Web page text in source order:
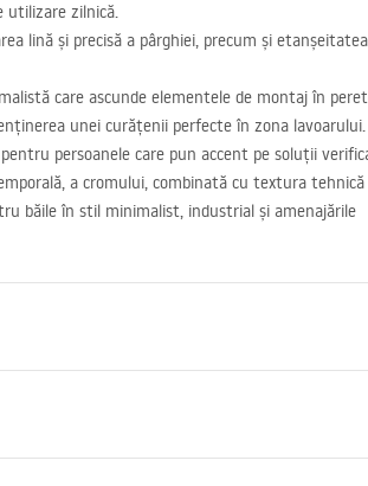
utilizare zilnică.
lină și precisă a pârghiei, precum și
care ascunde elementele de montaj în
unei curățenii perfecte în zona lavoarului.
persoanele care pun accent pe soluții
a cromului, combinată cu textura tehnică
băile în stil minimalist, industrial și amenajările
Crom